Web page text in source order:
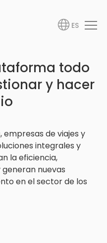
ES
todo
y hacer
empresas de viajes y
integrales y
la eficiencia,
nuevas
en el sector de los